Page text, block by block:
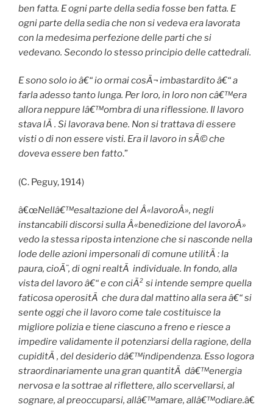
ben fatta. E ogni parte della sedia fosse ben fatta. E
ogni parte della sedia che non si vedeva era lavorata
con la medesima perfezione delle parti che si
vedevano. Secondo lo stesso principio delle cattedrali.
E sono solo io â€“ io ormai cosÃ¬ imbastardito â€“ a
farla adesso tanto lunga. Per loro, in loro non câ€™era
allora neppure lâ€™ombra di una riflessione. Il lavoro
stava lÃ . Si lavorava bene. Non si trattava di essere
visti o di non essere visti. Era il lavoro in sÃ© che
doveva essere ben fatto.”
(C. Peguy, 1914)
â€œNellâ€™esaltazione del Â«lavoroÂ», negli
instancabili discorsi sulla Â«benedizione del lavoroÂ»
vedo la stessa riposta intenzione che si nasconde nella
lode delle azioni impersonali di comune utilitÃ : la
paura, cioÃ¨, di ogni realtÃ individuale. In fondo, alla
vista del lavoro â€“ e con ciÃ² si intende sempre quella
faticosa operositÃ che dura dal mattino alla sera â€“ si
sente oggi che il lavoro come tale costituisce la
migliore polizia e tiene ciascuno a freno e riesce a
impedire validamente il potenziarsi della ragione, della
cupiditÃ , del desiderio dâ€™indipendenza. Esso logora
straordinariamente una gran quantitÃ dâ€™energia
nervosa e la sottrae al riflettere, allo scervellarsi, al
sognare, al preoccuparsi, allâ€™amare, allâ€™odiare.â€